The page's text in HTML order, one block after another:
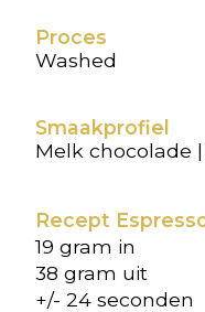
Proces
Washed
Smaakprofiel
Melk chocolade
Recept
19 gram in
38 gram uit
+/- 24 seconden